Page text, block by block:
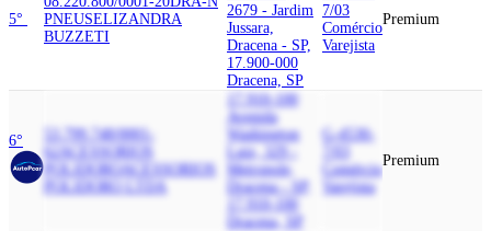
5°
PNEUSELIZANDRA
BUZZETI
2679 - Jardim
Jussara,
Dracena - SP,
17.900-000
Dracena, SP
7/03
Comércio
Varejista
Premium
6°
53.799.748/0001-
62 ACESSORIOS
POLIDORO
ACESSORIOS
POLIDORO LTDA
17.910-100
Avenida
Washington
Luiz, 329 -
Metropole,
Dracena - SP,
17.910-100
Dracena, SP
G-4530-
Comércio
Varejista
Premium